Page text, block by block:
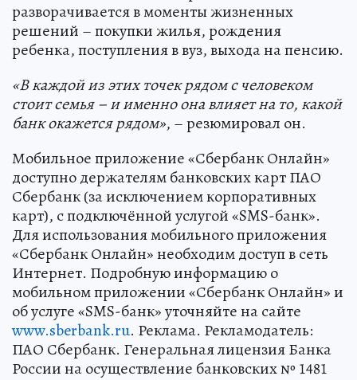
разворачивается в моменты жизненных
решений – покупки жилья, рождения
ребенка, поступления в вуз, выхода на пенсию.
«В каждой из этих точек рядом с человеком
стоит семья – и именно она влияет на то, какой
банк окажется рядом», – резюмировал он.
Мобильное приложение «Сбербанк Онлайн»
доступно держателям банковских карт ПАО
Сбербанк (за исключением корпоративных
карт), с подключённой услугой «SMS-банк».
Для использования мобильного приложения
«Сбербанк Онлайн» необходим доступ в сеть
Интернет. Подробную информацию о
мобильном приложении «Сбербанк Онлайн» и
об услуге «SMS-банк» уточняйте на сайте
www.sberbank.ru. Реклама. Рекламодатель:
ПАО Сбербанк. Генеральная лицензия Банка
России на осуществление банковских № 1481